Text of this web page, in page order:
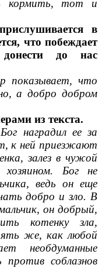
кормить, тот и
в
что побеждает
до нас
показывает, что
а добро добром
из текста.
наградил ее за
к ней приезжают
залез в чужой
Бог не
ведь он еще
добро и зло. В
он добрый,
котенку зла,
же, как любой
необдуманные
соблазнов